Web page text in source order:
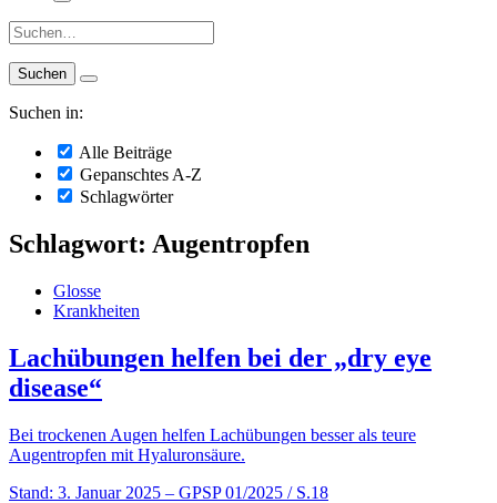
Suche:
Suchen in:
Alle Beiträge
Gepanschtes A-Z
Schlagwörter
Schlagwort: Augentropfen
Glosse
Krankheiten
Lachübungen helfen bei der „dry eye
disease“
Bei trockenen Augen helfen Lachübungen besser als teure
Augentropfen mit Hyaluronsäure.
Stand: 3. Januar 2025 – GPSP 01/2025 / S.18